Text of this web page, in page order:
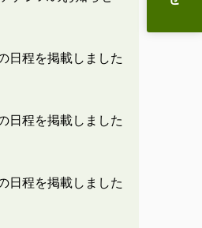
日程を掲載しました
日程を掲載しました
日程を掲載しました